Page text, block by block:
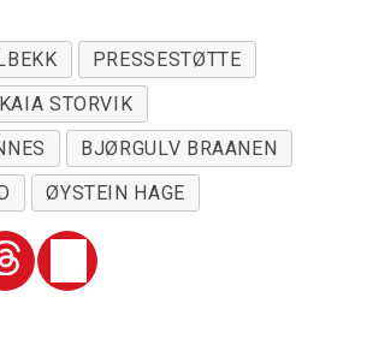
PRESSESTØTTE
KAIA STORVIK
BJØRGULV BRAANEN
ØYSTEIN HAGE